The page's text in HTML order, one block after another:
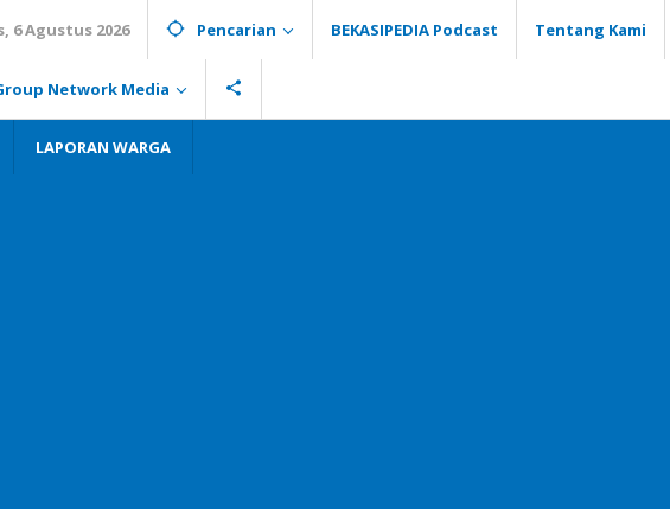
6 Agustus 2026 Pencarian BEKASIPEDIA Podcast Tentang Kami
Network Media
LAPORAN WARGA